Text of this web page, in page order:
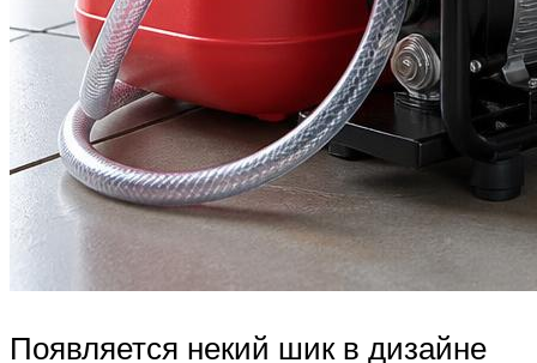
Появляется некий шик в дизайне